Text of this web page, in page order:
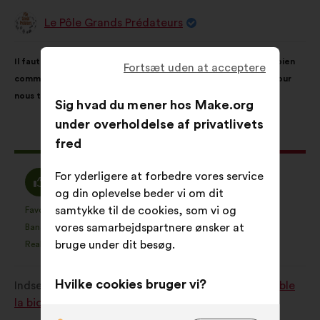
Forslag
Le Pôle Grands Prédateurs
Forslagets
indhold:
Il faut que la biodiversité et ses milieux soient vus comme un bien
commun. Aucun organisme ne pourra prendre des décisions pour
nous tous !
har
opnået:
følgende
fordeling:
Enig
:
80%
som:
Favorit
: 1062
gang
Banal
: 18
gang
Realistisk
: 89
gang
Neutral
:
8%
Dette
som:
Ved ikke
:gang
Ikke forstået
:gang
Indsendt i Comment protéger et restaurer ensemble
la biodiversité?
Fortsæt uden at acceptere
Sig hvad du mener hos Make.org
under overholdelse af privatlivets
fred
For yderligere at forbedre vores service
og din oplevelse beder vi om dit
samtykke til de cookies, som vi og
vores samarbejdspartnere ønsker at
bruge under dit besøg.
Hvilke cookies bruger vi?